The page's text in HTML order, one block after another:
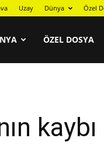
Uzay Dünya Özel
ÖZEL DOSYA